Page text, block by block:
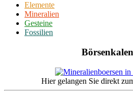
Elemente
Mineralien
Gesteine
Fossilien
Hier gelangen Sie direkt